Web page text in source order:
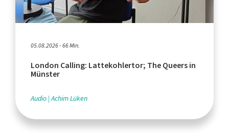
05.08.2026 - 66 Min.
London Calling: Lattekohlertor; The Queers in
Münster
Audio Achim Lüken